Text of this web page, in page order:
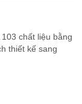
chất liệu bằng
thiết kế sang